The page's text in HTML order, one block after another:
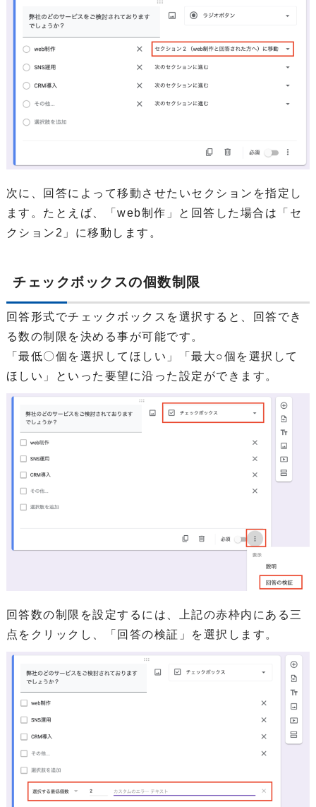
次に、回答によって移動させたいセクションを指定し
ます。たとえば、「web制作」と回答した場合は「セ
クション2」に移動します。
チェックボックスの個数制限
回答形式でチェックボックスを選択すると、回答でき
る数の制限を決める事が可能です。
「最低〇個を選択してほしい」「最大○個を選択して
ほしい」といった要望に沿った設定ができます。
回答数の制限を設定するには、上記の赤枠内にある三
点をクリックし、「回答の検証」を選択します。